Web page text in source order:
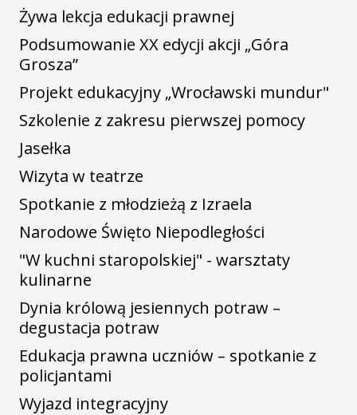
Żywa lekcja edukacji prawnej
Podsumowanie XX edycji akcji „Góra
Grosza”
Projekt edukacyjny „Wrocławski mundur"
Szkolenie z zakresu pierwszej pomocy
Jasełka
Wizyta w teatrze
Spotkanie z młodzieżą z Izraela
Narodowe Święto Niepodległości
"W kuchni staropolskiej" - warsztaty
kulinarne
Dynia królową jesiennych potraw –
degustacja potraw
Edukacja prawna uczniów – spotkanie z
policjantami
Wyjazd integracyjny